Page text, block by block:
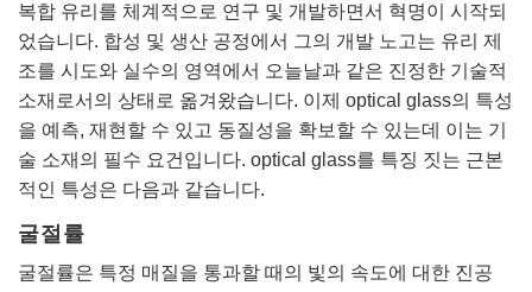
복합 유리를 체계적으로 연구 및 개발하면서 혁명이 시작되
었습니다. 합성 및 생산 공정에서 그의 개발 노고는 유리 제
조를 시도와 실수의 영역에서 오늘날과 같은 진정한 기술적
소재로서의 상태로 옮겨왔습니다. 이제 optical glass의 특성
을 예측, 재현할 수 있고 동질성을 확보할 수 있는데 이는 기
술 소재의 필수 요건입니다. optical glass를 특징 짓는 근본
적인 특성은 다음과 같습니다.
굴절률
굴절률은 특정 매질을 통과할 때의 빛의 속도에 대한 진공